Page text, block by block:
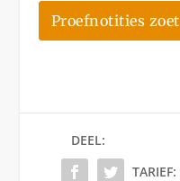
Proefnotities zoet
DEEL:
TARIEF: